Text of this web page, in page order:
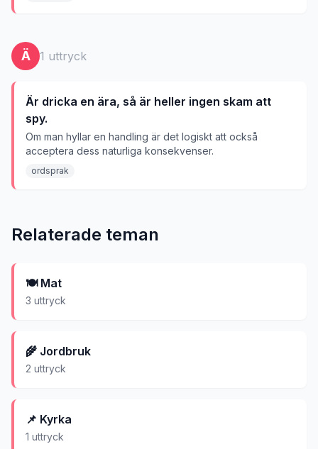
Ä 1 uttryck
Är dricka en ära, så är heller ingen skam att
spy.
Om man hyllar en handling är det logiskt att också
acceptera dess naturliga konsekvenser.
ordsprak
Relaterade teman
🍽️ Mat
3 uttryck
🌾 Jordbruk
2 uttryck
📌 Kyrka
1 uttryck